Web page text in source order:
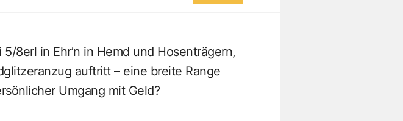
8erl in Ehr’n in Hemd und Hosenträgern,
auftritt – eine breite Range
Umgang mit Geld?